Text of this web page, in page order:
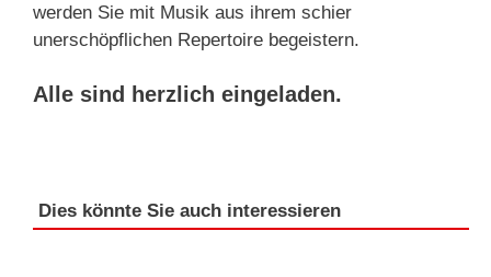
werden Sie mit Musik aus ihrem schier
unerschöpflichen Repertoire begeistern.
Alle sind herzlich eingeladen.
Dies könnte Sie auch interessieren